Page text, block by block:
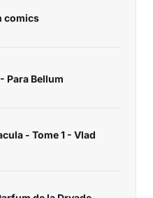
comics
Para Bellum
- Tome 1 - Vlad